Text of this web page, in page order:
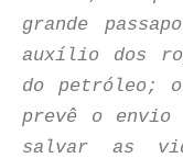
grande
auxílio dos
do petróleo;
prevê o envio
salvar as